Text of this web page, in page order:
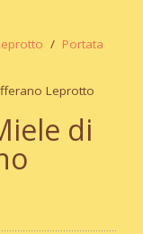
Portata
Leprotto
di